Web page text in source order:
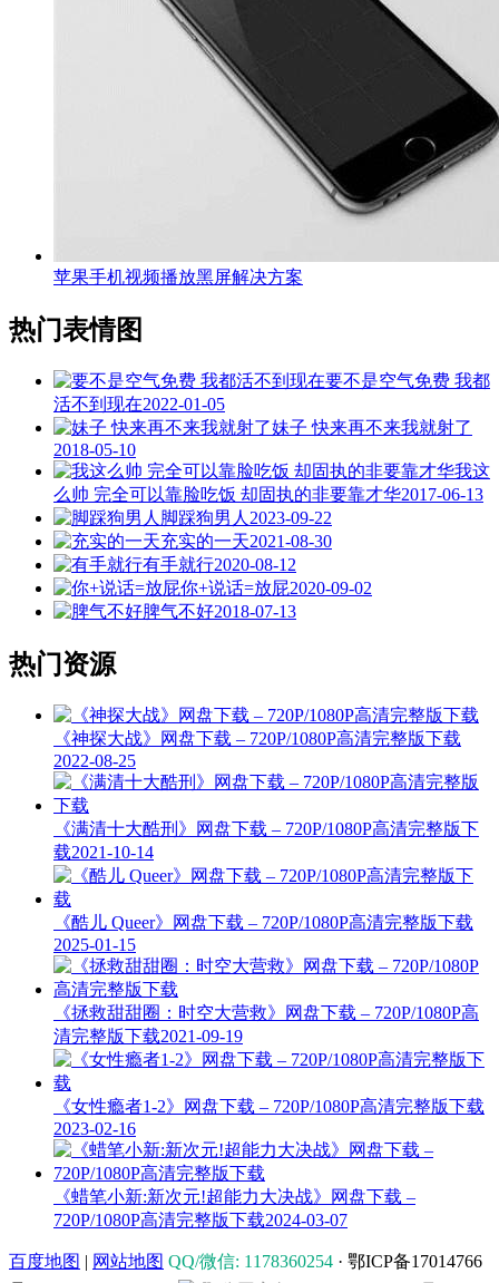
苹果手机视频播放黑屏解决方案
热门表情图
要不是空气免费 我都
活不到现在2022-01-05
妹子 快来再不来我就射了
2018-05-10
我这
么帅 完全可以靠脸吃饭 却固执的非要靠才华2017-06-13
脚踩狗男人 2023-09-22
充实的一天2021-08-30
有手就行2020-08-12
你+说话=放屁2020-09-02
脾气不好2018-07-13
热门资源
《神探大战》网盘下载 – 720P/1080P高清完整版下载
2022-08-25
《满清十大酷刑》网盘下载 – 720P/1080P高清完整版下
载2021-10-14
《酷儿 Queer》网盘下载 – 720P/1080P高清完整版下载
2025-01-15
《拯救甜甜圈：时空大营救》网盘下载 – 720P/1080P高
清完整版下载2021-09-19
《女性瘾者1-2》网盘下载 – 720P/1080P高清完整版下载
2023-02-16
《蜡笔小新:新次元!超能力大决战》网盘下载 –
720P/1080P高清完整版下载2024-03-07
百度地图 | 网站地图 QQ/微信: 1178360254 · 鄂ICP备17014766